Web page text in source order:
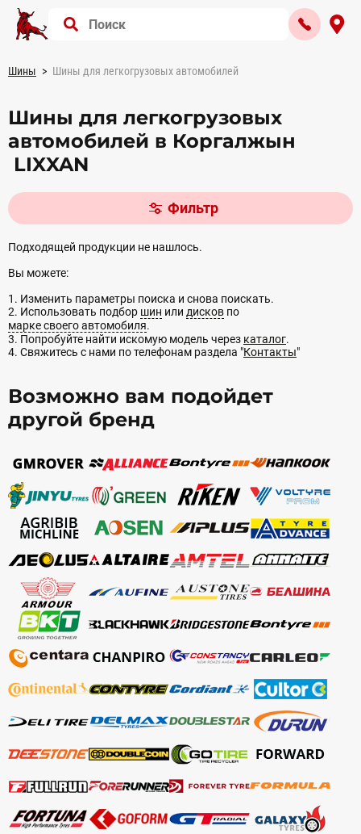
Шины Шины для легкогрузовых автомобилей
Шины для легкогрузовых
автомобилей в Коргалжын
LIXXAN
Фильтр
Подходящей продукции не нашлось.
Вы можете:
1. Изменить параметры поиска и снова поискать.
2. Использовать подбор шин или дисков по
марке своего автомобиля.
3. Попробуйте найти искомую модель через каталог.
4. Свяжитесь с нами по телефонам раздела "Контакты"
Возможно вам подойдет
другой бренд